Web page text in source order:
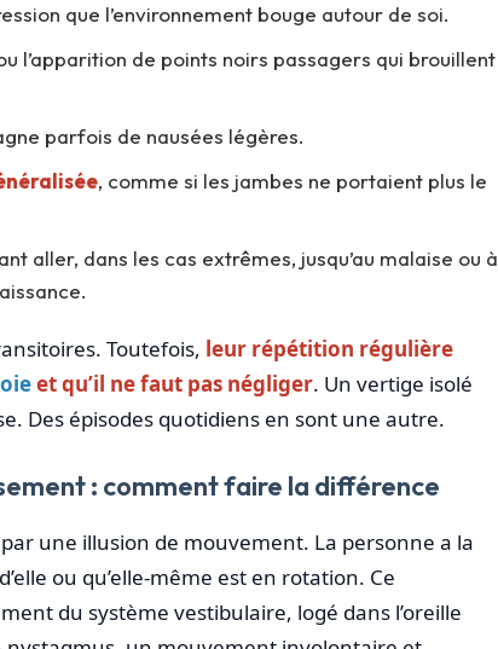
que l’environnement bouge autour de soi.
l’apparition de points noirs passagers qui brouillent
parfois de nausées légères.
, comme si les jambes ne portaient plus le
aller, dans les cas extrêmes, jusqu’au malaise ou à
Toutefois, leur répétition régulière
et qu’il ne faut pas négliger. Un vertige isolé
Des épisodes quotidiens en sont une autre.
: comment faire la différence
une illusion de mouvement. La personne a la
ou qu’elle-même est en rotation. Ce
du système vestibulaire, logé dans l’oreille